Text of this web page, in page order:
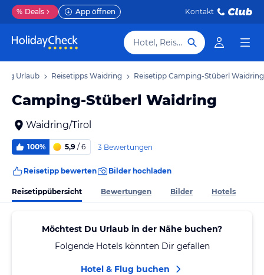
% Deals App öffnen Kontakt
Hotel, Reiseziel
Urlaub Reisetipps Waidring Reisetipp Camping-Stüberl Waidring
Camping-Stüberl Waidring
Waidring/Tirol
100% 5,9 / 6 3 Bewertungen
Reisetipp bewerten Bilder hochladen
Reisetippübersicht Bewertungen Bilder Hotels
Möchtest Du Urlaub in der Nähe buchen?
Folgende Hotels könnten Dir gefallen
Hotel & Flug buchen